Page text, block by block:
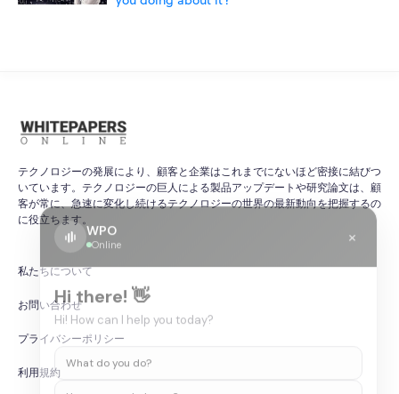
テクノロジーの発展により、顧客と企業はこれまでにないほど密接に結びつ
いています。テクノロジーの巨人による製品アップデートや研究論文は、顧
客が常に、急速に変化し続けるテクノロジーの世界の最新動向を把握するの
に役立ちます。
私たちについて
お問い合わせ
プライバシーポリシー
利用規約
WPO
Online ×
Hi there! 👋
Hi! How can I help you today?
What do you do?